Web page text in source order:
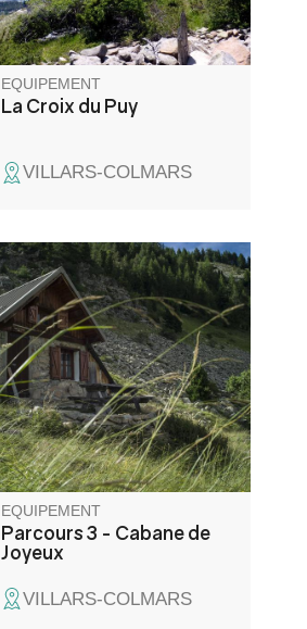
EQUIPEMENT
La Croix du Puy
VILLARS-COLMARS
La vallée de Chasse est un des
sites secrets incontournables
du Haut-Verdon. Vous
découvrirez une belle variété
de paysages, des pâturages et
prairies bordées de forêts
épaisses mais aussi des
torrents qui forment parfois de
ravissantes petites gorges.
EQUIPEMENT
Parcours 3 - Cabane de
Joyeux
VILLARS-COLMARS